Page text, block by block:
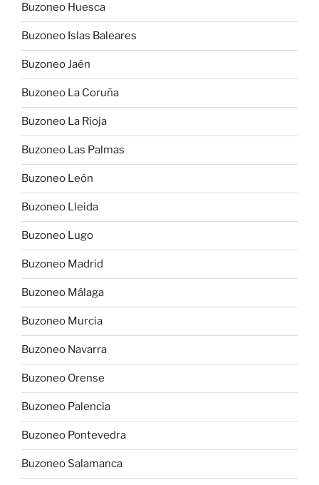
Buzoneo Huesca
Buzoneo Islas Baleares
Buzoneo Jaén
Buzoneo La Coruña
Buzoneo La Rioja
Buzoneo Las Palmas
Buzoneo León
Buzoneo Lleida
Buzoneo Lugo
Buzoneo Madrid
Buzoneo Málaga
Buzoneo Murcia
Buzoneo Navarra
Buzoneo Orense
Buzoneo Palencia
Buzoneo Pontevedra
Buzoneo Salamanca